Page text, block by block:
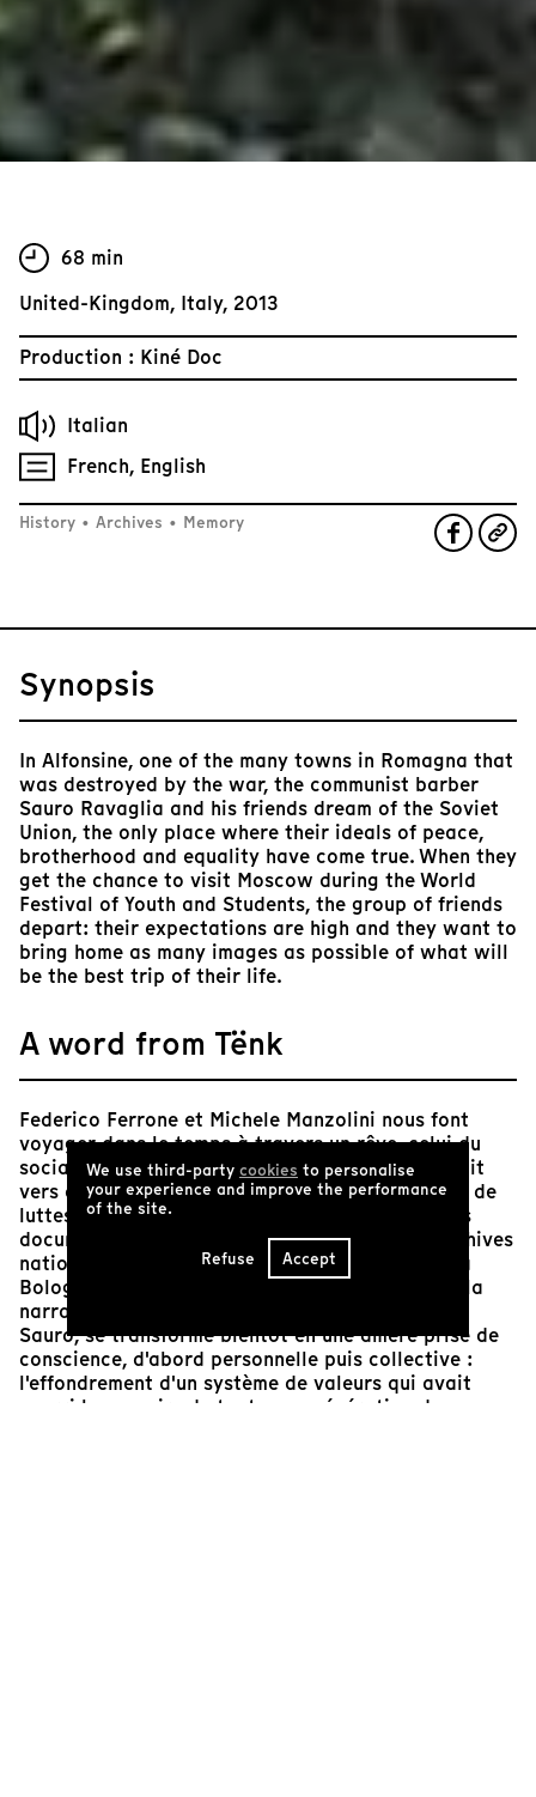
68 min
United-Kingdom, Italy, 2013
Production : Kiné Doc
Italian
French, English
History • Archives • Memory
Synopsis
In Alfonsine, one of the many towns in Romagna that
was destroyed by the war, the communist barber
Sauro Ravaglia and his friends dream of the Soviet
Union, the only place where their ideals of peace,
brotherhood and equality have come true. When they
get the chance to visit Moscow during the World
Festival of Youth and Students, the group of friends
depart: their expectations are high and they want to
bring home as many images as possible of what will
be the best trip of their life.
A word from Tënk
Federico Ferrone et Michele Manzolini nous font
voyager dans le temps à travers un rêve, celui du
socialisme, et un train qui nous conduit tout droit
vers ce rêve fait de révolutions pour l'égalité et de
luttes de libération. À travers des images et des
documents sonores délavés, conservés aux "Archives
nationales des films de famille - Home Movies" à
Bologne et habilement montés par Sara Fgaier, la
narration, confiée à la voix off du protagoniste
Sauro, se transforme bientôt en une amère prise de
conscience, d'abord personnelle puis collective :
l'effondrement d'un système de valeurs qui avait
nourri les espoirs de toute une génération dans
We use third-party cookies to personalise
your experience and improve the performance
of the site.
Refuse Accept